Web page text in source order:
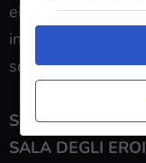
elettriche, entrate
in precedenza
scrivania.
SEZIONE 10 –
SALA DEGLI EROI